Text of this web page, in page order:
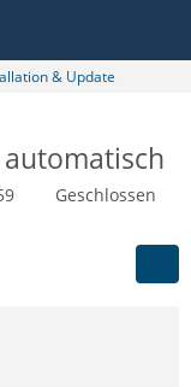
& Update
Geschlossen